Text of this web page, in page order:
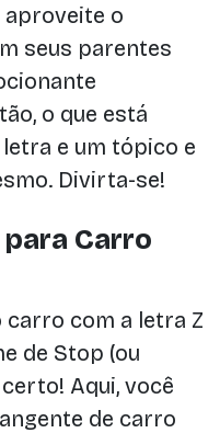
aproveite o
seus parentes
o que está
e um tópico e
Divirta-se!
Carro
com a letra Z
de Stop (ou
Aqui, você
de carro